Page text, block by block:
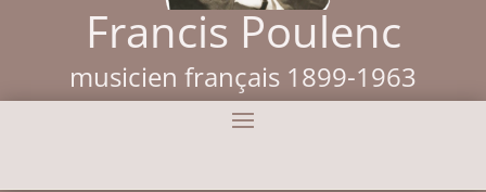
Francis Poulenc
musicien français 1899-1963